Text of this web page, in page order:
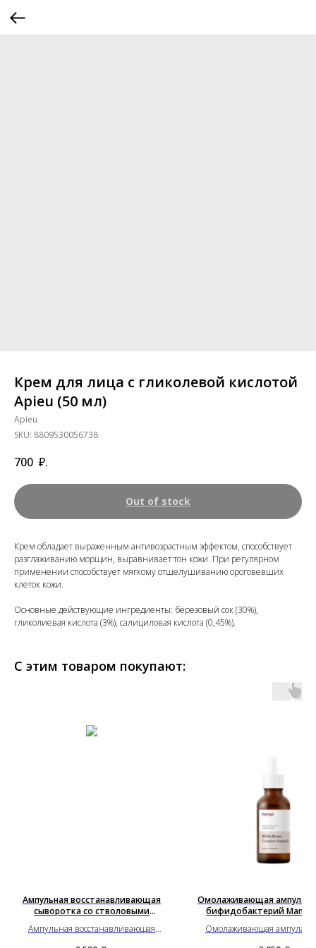
Крем для лица с гликолевой кислотой
Apieu (50 мл)
Apieu
SKU: 8809530056738
700 ₽.
Out of stock
Крем обладает выраженным антивозрастным эффектом, способствует
разглаживанию морщин, выравнивает тон кожи. При регулярном
применении способствует мягкому отшелушиванию ороговевших
клеток кожи.
Основные действующие ингредиенты: березовый сок (30%),
гликолиевая кислота (3%), салициловая кислота (0,45%).
С этим товаром покупают:
Ампульная восстанавливающая
сыворотка со стволовыми
Ампульная восстанавливающая
Омолаживающая ампула с
бифидобактерий Manyo
Омолаживающая ампула с